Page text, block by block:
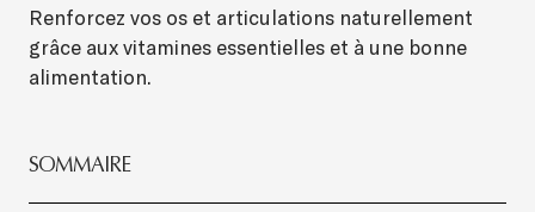
Renforcez vos os et articulations naturellement
grâce aux vitamines essentielles et à une bonne
alimentation.
SOMMAIRE